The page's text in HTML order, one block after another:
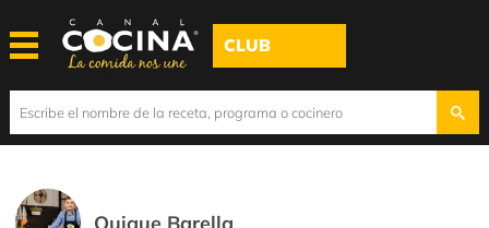
CLUB
Quique Barella